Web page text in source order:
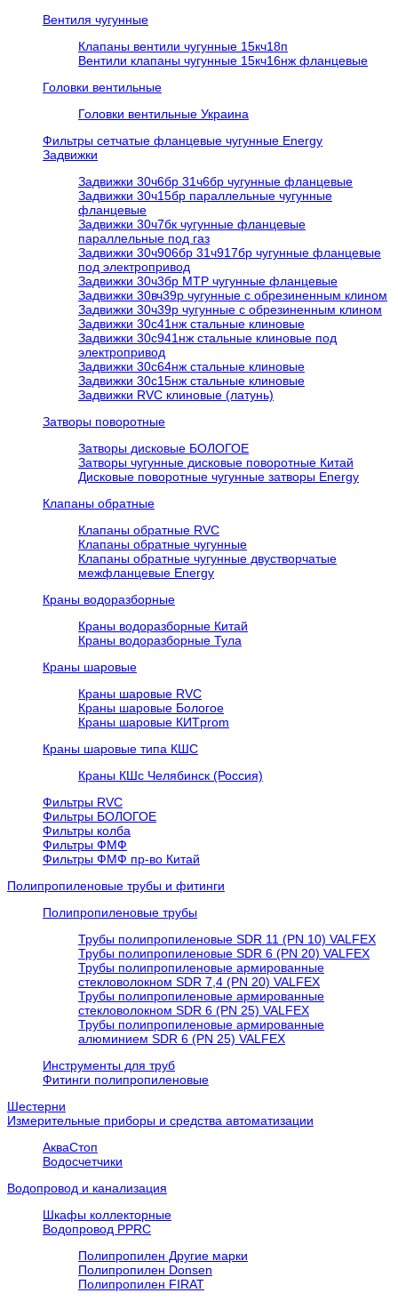
Вентиля чугунные
Клапаны вентили чугунные 15кч18п
Вентили клапаны чугунные 15кч16нж фланцевые
Головки вентильные
Головки вентильные Украина
Фильтры сетчатые фланцевые чугунные Energy
Задвижки
Задвижки 30ч6бр 31ч6бр чугунные фланцевые
Задвижки 30ч15бр параллельные чугунные
фланцевые
Задвижки 30ч7бк чугунные фланцевые
параллельные под газ
Задвижки 30ч906бр 31ч917бр чугунные фланцевые
под электропривод
Задвижки 30ч3бр МТР чугунные фланцевые
Задвижки 30вч39р чугунные с обрезиненным клином
Задвижки 30ч39р чугунные с обрезиненным клином
Задвижки 30с41нж стальные клиновые
Задвижки 30с941нж стальные клиновые под
электропривод
Задвижки 30с64нж стальные клиновые
Задвижки 30с15нж стальные клиновые
Задвижки RVC клиновые (латунь)
Затворы поворотные
Затворы дисковые БОЛОГОЕ
Затворы чугунные дисковые поворотные Китай
Дисковые поворотные чугунные затворы Energy
Клапаны обратные
Клапаны обратные RVC
Клапаны обратные чугунные
Клапаны обратные чугунные двустворчатые
межфланцевые Energy
Краны водоразборные
Краны водоразборные Китай
Краны водоразборные Тула
Краны шаровые
Краны шаровые RVC
Краны шаровые Бологое
Краны шаровые КИТprom
Краны шаровые типа КШС
Краны КШс Челябинск (Россия)
Фильтры RVC
Фильтры БОЛОГОЕ
Фильтры колба
Фильтры ФМФ
Фильтры ФМФ пр-во Китай
Полипропиленовые трубы и фитинги
Полипропиленовые трубы
Трубы полипропиленовые SDR 11 (PN 10) VALFEX
Трубы полипропиленовые SDR 6 (PN 20) VALFEX
Трубы полипропиленовые армированные
стекловолокном SDR 7,4 (PN 20) VALFEX
Трубы полипропиленовые армированные
стекловолокном SDR 6 (PN 25) VALFEX
Трубы полипропиленовые армированные
алюминием SDR 6 (PN 25) VALFEX
Инструменты для труб
Фитинги полипропиленовые
Шестерни
Измерительные приборы и средства автоматизации
АкваСтоп
Водосчетчики
Водопровод и канализация
Шкафы коллекторные
Водопровод PPRC
Полипропилен Другие марки
Полипропилен Donsen
Полипропилен FIRAT